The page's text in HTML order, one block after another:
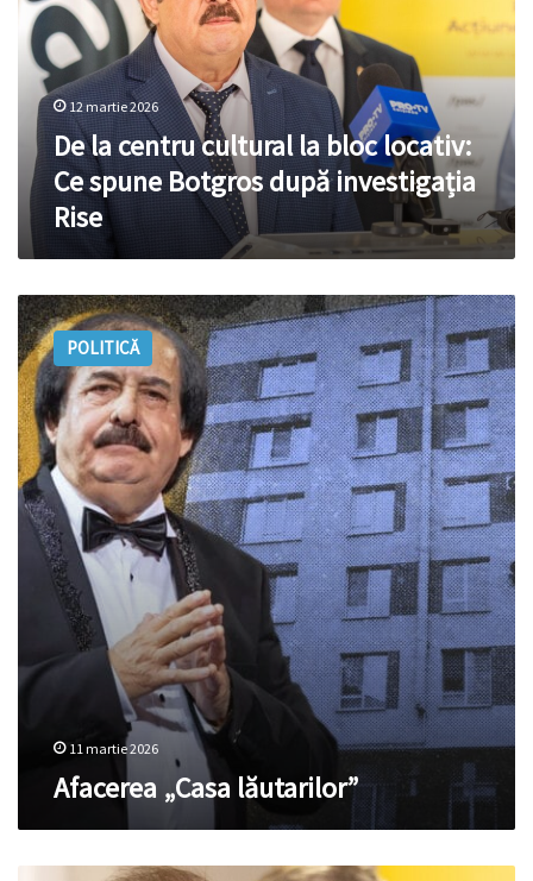
bloc
locativ:
spune
Botgros
după
investigația
12 martie 2026
De la centru cultural la bloc locativ:
Ce spune Botgros după investigația
Rise
Afacerea
„Casa
lăutarilor”POLITICĂ
11 martie 2026
Afacerea „Casa lăutarilor”